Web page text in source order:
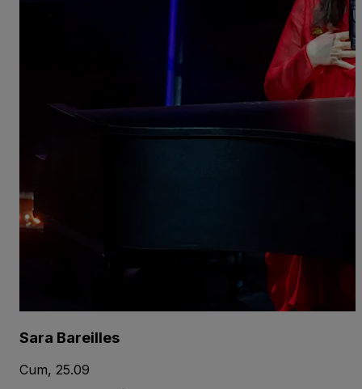
Sara Bareilles
Cum, 25.09